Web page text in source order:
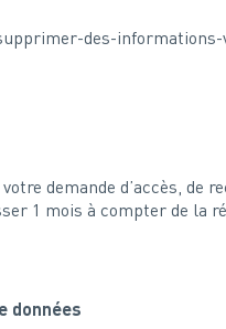
des-
demande d’accès,
1 mois à compter de la
données